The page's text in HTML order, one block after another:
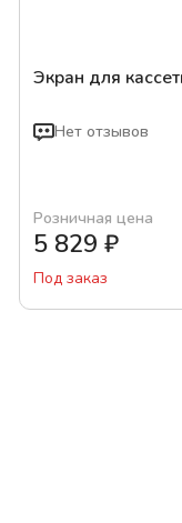
Экран для
Нет отзывов
Розничная цена
5 829 ₽
Под заказ